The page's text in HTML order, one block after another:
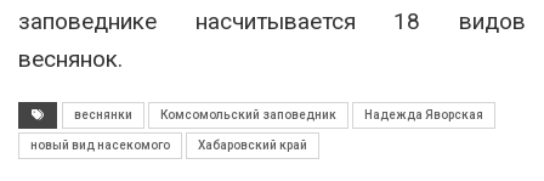
заповеднике насчитывается 18 видов
веснянок.
веснянки Комсомольский заповедник Надежда Яворская
новый вид насекомого Хабаровский край